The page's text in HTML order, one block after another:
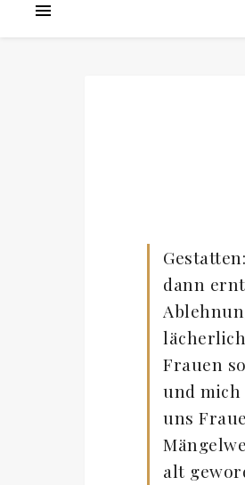
dann
Frauen
und mich
uns
alt